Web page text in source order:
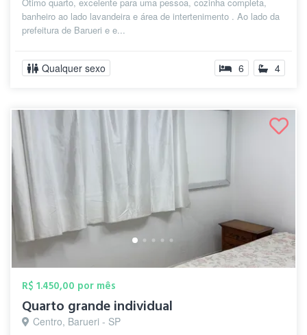
banheiro ao lado lavandeira e área de intertenimento . Ao lado da
prefeitura de Barueri e e...
Qualquer sexo 6 4
R$ 1.450,00 por mês
Quarto grande individual
Centro, Barueri - SP